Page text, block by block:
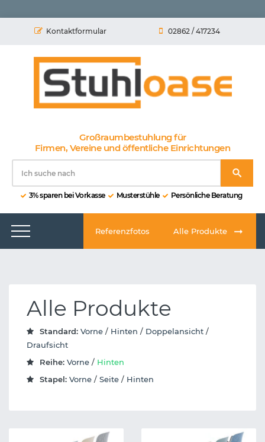
Kontaktformular 02862 / 417234
Großraumbestuhlung für
Firmen, Vereine und öffentliche Einrichtungen
3% sparen bei Vorkasse Musterstühle Persönliche Beratung
Referenzfotos Alle Produkte
Alle Produkte
Standard: Vorne / Hinten / Doppelansicht /
Draufsicht
Reihe: Vorne / Hinten
Stapel: Vorne / Seite / Hinten